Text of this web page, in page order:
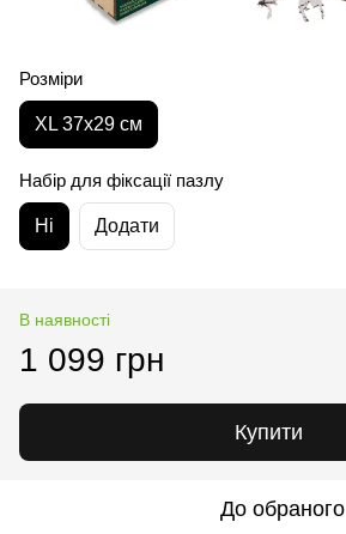
Розміри
XL 37x29 см
Набір для фіксації пазлу
Ні Додати
В наявності
1 099 грн
Купити
До обраного